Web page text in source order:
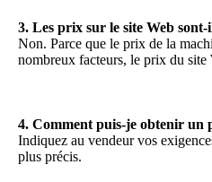
3. Les prix sur le site Web sont-
Non. Parce que le prix de la
nombreux facteurs, le prix du site
4. Comment puis-je obtenir un
Indiquez au vendeur vos
plus précis.